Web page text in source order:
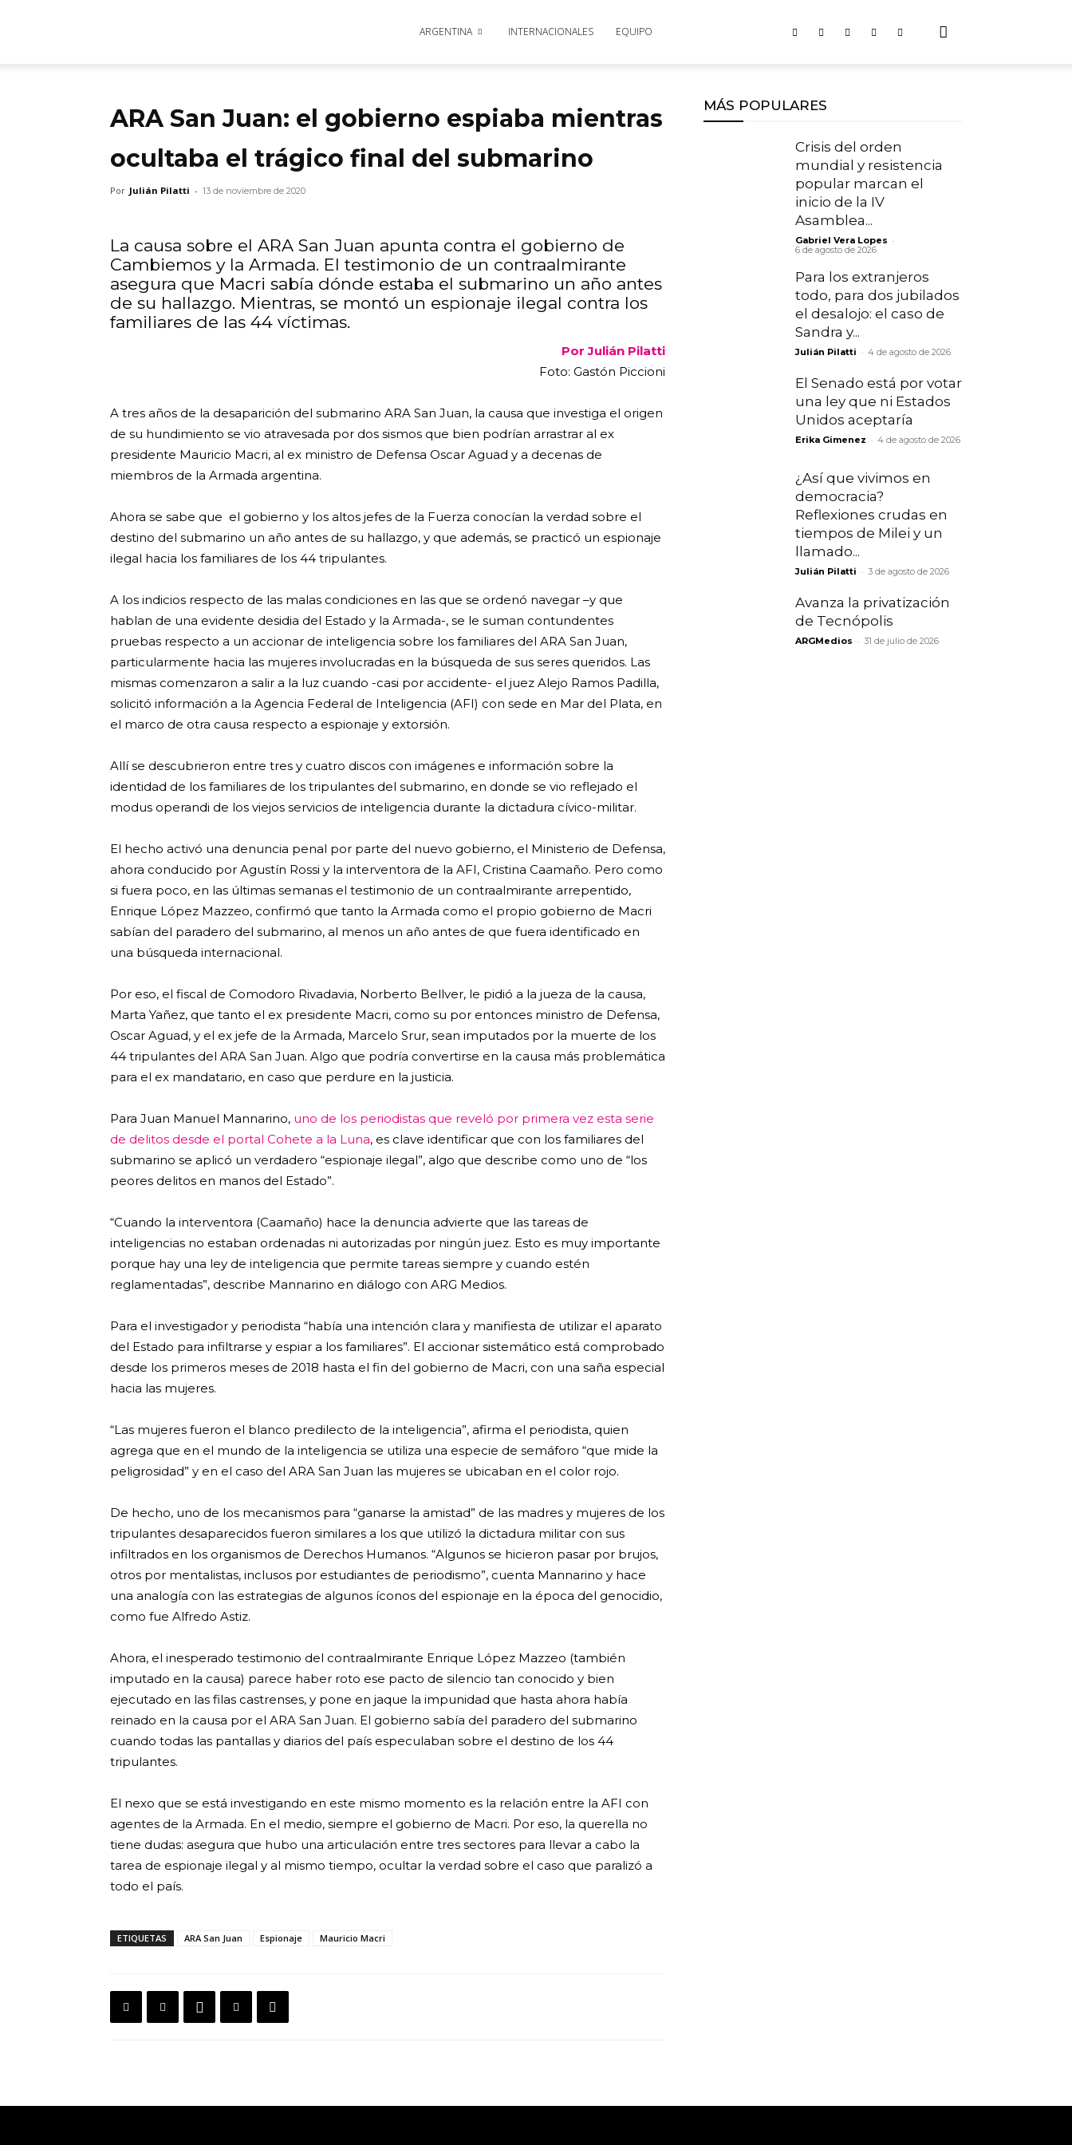
ARGENTINA INTERNACIONALES EQUIPO
ARA San Juan: el gobierno espiaba mientras
ocultaba el trágico final del submarino
Por Julián Pilatti - 13 de noviembre de 2020
La causa sobre el ARA San Juan apunta contra el gobierno de
Cambiemos y la Armada. El testimonio de un contraalmirante
asegura que Macri sabía dónde estaba el submarino un año antes
de su hallazgo. Mientras, se montó un espionaje ilegal contra los
familiares de las 44 víctimas.
Por Julián Pilatti
Foto: Gastón Piccioni
A tres años de la desaparición del submarino ARA San Juan, la causa que investiga el origen
de su hundimiento se vio atravesada por dos sismos que bien podrían arrastrar al ex
presidente Mauricio Macri, al ex ministro de Defensa Oscar Aguad y a decenas de
miembros de la Armada argentina.
Ahora se sabe que el gobierno y los altos jefes de la Fuerza conocían la verdad sobre el
destino del submarino un año antes de su hallazgo, y que además, se practicó un espionaje
ilegal hacia los familiares de los 44 tripulantes.
A los indicios respecto de las malas condiciones en las que se ordenó navegar –y que
hablan de una evidente desidia del Estado y la Armada-, se le suman contundentes
pruebas respecto a un accionar de inteligencia sobre los familiares del ARA San Juan,
particularmente hacia las mujeres involucradas en la búsqueda de sus seres queridos. Las
mismas comenzaron a salir a la luz cuando -casi por accidente- el juez Alejo Ramos Padilla,
solicitó información a la Agencia Federal de Inteligencia (AFI) con sede en Mar del Plata, en
el marco de otra causa respecto a espionaje y extorsión.
Allí se descubrieron entre tres y cuatro discos con imágenes e información sobre la
identidad de los familiares de los tripulantes del submarino, en donde se vio reflejado el
modus operandi de los viejos servicios de inteligencia durante la dictadura cívico-militar.
El hecho activó una denuncia penal por parte del nuevo gobierno, el Ministerio de Defensa,
ahora conducido por Agustín Rossi y la interventora de la AFI, Cristina Caamaño. Pero como
si fuera poco, en las últimas semanas el testimonio de un contraalmirante arrepentido,
Enrique López Mazzeo, confirmó que tanto la Armada como el propio gobierno de Macri
sabían del paradero del submarino, al menos un año antes de que fuera identificado en
una búsqueda internacional.
Por eso, el fiscal de Comodoro Rivadavia, Norberto Bellver, le pidió a la jueza de la causa,
Marta Yañez, que tanto el ex presidente Macri, como su por entonces ministro de Defensa,
Oscar Aguad, y el ex jefe de la Armada, Marcelo Srur, sean imputados por la muerte de los
44 tripulantes del ARA San Juan. Algo que podría convertirse en la causa más problemática
para el ex mandatario, en caso que perdure en la justicia.
Para Juan Manuel Mannarino, uno de los periodistas que reveló por primera vez esta serie
de delitos desde el portal Cohete a la Luna, es clave identificar que con los familiares del
submarino se aplicó un verdadero “espionaje ilegal”, algo que describe como uno de “los
peores delitos en manos del Estado”.
“Cuando la interventora (Caamaño) hace la denuncia advierte que las tareas de
inteligencias no estaban ordenadas ni autorizadas por ningún juez. Esto es muy importante
porque hay una ley de inteligencia que permite tareas siempre y cuando estén
reglamentadas”, describe Mannarino en diálogo con ARG Medios.
Para el investigador y periodista “había una intención clara y manifiesta de utilizar el aparato
del Estado para infiltrarse y espiar a los familiares”. El accionar sistemático está comprobado
desde los primeros meses de 2018 hasta el fin del gobierno de Macri, con una saña especial
hacia las mujeres.
“Las mujeres fueron el blanco predilecto de la inteligencia”, afirma el periodista, quien
agrega que en el mundo de la inteligencia se utiliza una especie de semáforo “que mide la
peligrosidad” y en el caso del ARA San Juan las mujeres se ubicaban en el color rojo.
De hecho, uno de los mecanismos para “ganarse la amistad” de las madres y mujeres de los
tripulantes desaparecidos fueron similares a los que utilizó la dictadura militar con sus
infiltrados en los organismos de Derechos Humanos. “Algunos se hicieron pasar por brujos,
otros por mentalistas, inclusos por estudiantes de periodismo”, cuenta Mannarino y hace
una analogía con las estrategias de algunos íconos del espionaje en la época del genocidio,
como fue Alfredo Astiz.
Ahora, el inesperado testimonio del contraalmirante Enrique López Mazzeo (también
imputado en la causa) parece haber roto ese pacto de silencio tan conocido y bien
ejecutado en las filas castrenses, y pone en jaque la impunidad que hasta ahora había
reinado en la causa por el ARA San Juan. El gobierno sabía del paradero del submarino
cuando todas las pantallas y diarios del país especulaban sobre el destino de los 44
tripulantes.
El nexo que se está investigando en este mismo momento es la relación entre la AFI con
agentes de la Armada. En el medio, siempre el gobierno de Macri. Por eso, la querella no
tiene dudas: asegura que hubo una articulación entre tres sectores para llevar a cabo la
tarea de espionaje ilegal y al mismo tiempo, ocultar la verdad sobre el caso que paralizó a
todo el país.
ETIQUETAS ARA San Juan Espionaje Mauricio Macri
MÁS POPULARES
Crisis del orden
mundial y resistencia
popular marcan el
inicio de la IV
Asamblea...
Gabriel Vera Lopes -
6 de agosto de 2026
Para los extranjeros
todo, para dos jubilados
el desalojo: el caso de
Sandra y...
Julián Pilatti - 4 de agosto de 2026
El Senado está por votar
una ley que ni Estados
Unidos aceptaría
Erika Gimenez - 4 de agosto de 2026
¿Así que vivimos en
democracia?
Reflexiones crudas en
tiempos de Milei y un
llamado...
Julián Pilatti - 3 de agosto de 2026
Avanza la privatización
de Tecnópolis
ARGMedios - 31 de julio de 2026